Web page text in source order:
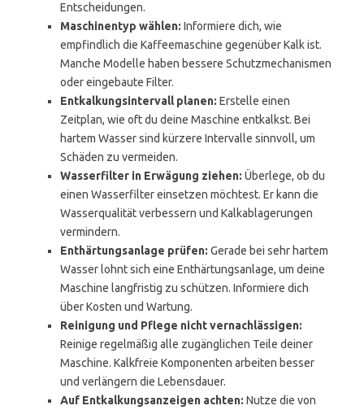
Entscheidungen.
Maschinentyp wählen: Informiere dich, wie
empfindlich die Kaffeemaschine gegenüber Kalk ist.
Manche Modelle haben bessere Schutzmechanismen
oder eingebaute Filter.
Entkalkungsintervall planen: Erstelle einen
Zeitplan, wie oft du deine Maschine entkalkst. Bei
hartem Wasser sind kürzere Intervalle sinnvoll, um
Schäden zu vermeiden.
Wasserfilter in Erwägung ziehen: Überlege, ob du
einen Wasserfilter einsetzen möchtest. Er kann die
Wasserqualität verbessern und Kalkablagerungen
vermindern.
Enthärtungsanlage prüfen: Gerade bei sehr hartem
Wasser lohnt sich eine Enthärtungsanlage, um deine
Maschine langfristig zu schützen. Informiere dich
über Kosten und Wartung.
Reinigung und Pflege nicht vernachlässigen:
Reinige regelmäßig alle zugänglichen Teile deiner
Maschine. Kalkfreie Komponenten arbeiten besser
und verlängern die Lebensdauer.
Auf Entkalkungsanzeigen achten: Nutze die von